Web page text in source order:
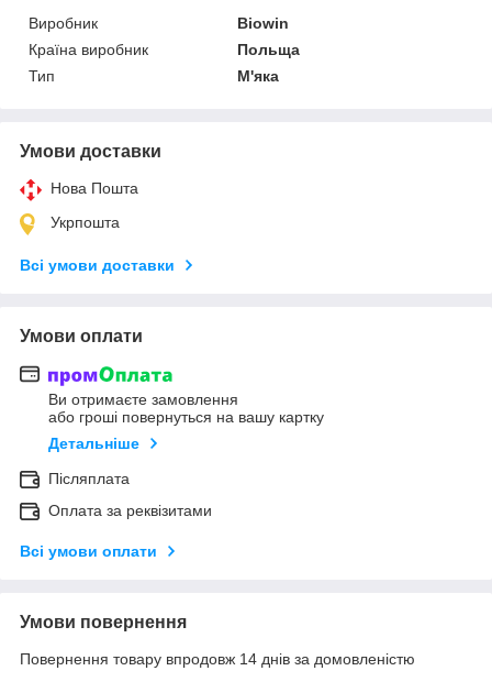
Виробник
Biowin
Країна виробник
Польща
Тип
М'яка
Умови доставки
Нова Пошта
Укрпошта
Всі умови доставки
Умови оплати
Ви отримаєте замовлення
або гроші повернуться на вашу картку
Детальніше
Післяплата
Оплата за реквізитами
Всі умови оплати
Умови повернення
Повернення товару впродовж 14 днів за домовленістю